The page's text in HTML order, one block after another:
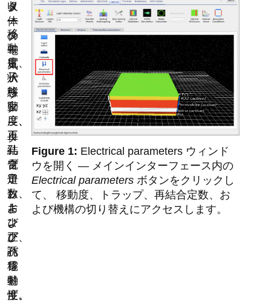
Electrical parameters ウィンド
ウを開く — メインインターフェース内の
Electrical parameters ボタンをクリックし
て、 移動度、トラップ、再結合定数、お
よび機構の切り替えにアクセスします。
タ
—
移
動
度、
状
態
密
度、
再
結
合
定
数、
お
よ
び
誘
電
特
性。
収
体
の
電
気
パ
ラ
メ
ー
タ
—
電
子
お
よ
び
正
孔
移
動
度、
メ
ー
タ
—
電
子
移
動
度、
正
孔
ブ
ロ
ッ
キ
ン
グ、
バ
ン
ド
ギ